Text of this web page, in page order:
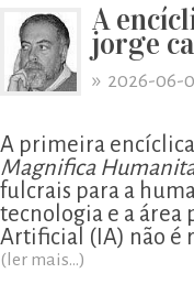
A
jorge
» 2026-06-
A primeira encíclica
Magnifica
fulcrais para a
tecnologia e a
Artificial (IA) não é
(ler mais...)